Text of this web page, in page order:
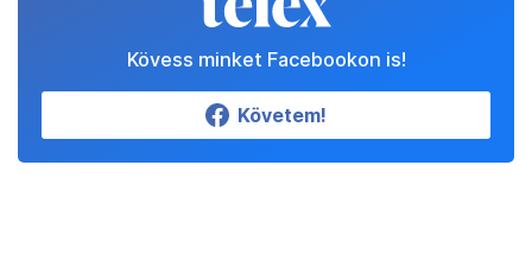
Kövess minket Facebookon is!
Követem!